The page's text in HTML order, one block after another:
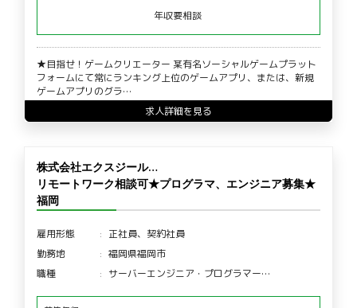
年収要相談
★目指せ！ゲームクリエーター 某有名ソーシャルゲームプラット
フォームにて常にランキング上位のゲームアプリ、または、新規
ゲームアプリのグラ…
求人詳細を見る
株式会社エクスジール…
リモートワーク相談可★プログラマ、エンジニア募集★
福岡
雇用形態
正社員、契約社員
勤務地
福岡県福岡市
職種
サーバーエンジニア・プログラマー…